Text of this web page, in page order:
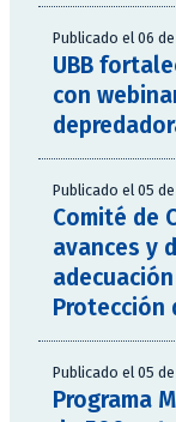
Publicado el 06
UBB
con
Publicado el 05
Comité de
avances y
Protección
Publicado el 05
Programa